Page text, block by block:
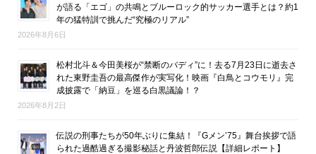
が語る「エゴ」の共鳴とブルーロック的サッカー選手とは？約1
年の猛特訓で挑んだ“究極のリアル”
2026年8月6日
松村北斗＆今田美桜が“禁断のバディ”に！去る7月23日に逝去さ
れた東野圭吾の最高傑作が実写化！映画『白鳥とコウモリ』完
成披露で「納豆」を巡る白黒議論！？
2026年8月2日
伝説の刑事たちが50年ぶりに集結！『Gメン’75』舞台挨拶で語
られた過酷過ぎる撮影秘話と丹波哲郎伝説【詳細レポート】